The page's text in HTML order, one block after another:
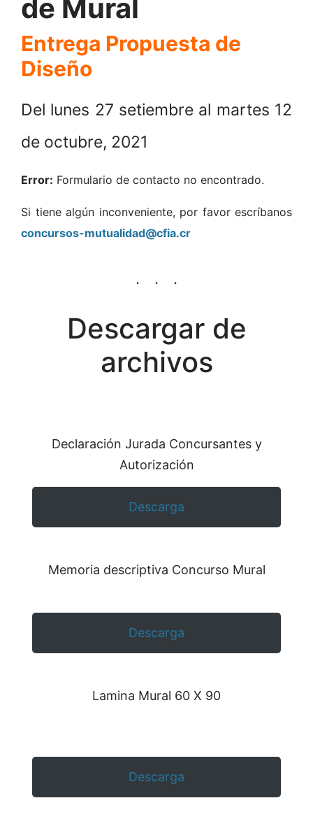
de Mural
Entrega Propuesta de
Diseño
Del lunes 27 setiembre al martes 12
de octubre, 2021
Error: Formulario de contacto no encontrado.
Si tiene algún inconveniente, por favor escríbanos
concursos-mutualidad@cfia.cr
Descargar de
archivos
Declaración Jurada Concursantes y
Autorización
Descarga
Memoria descriptiva Concurso Mural
Descarga
Lamina Mural 60 X 90
Descarga